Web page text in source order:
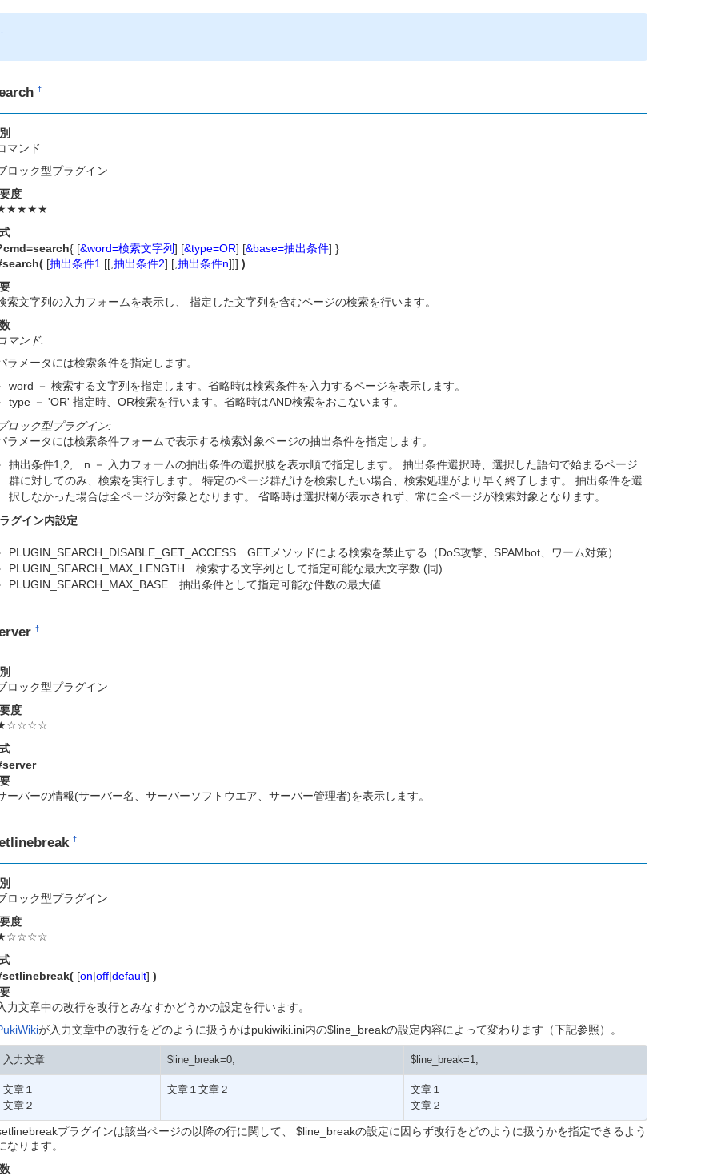
†
†
マンド
ロック型プラグイン
度
{ [&word=検索文字列] [&type=OR] [&base=抽出条件] }
[抽出条件1 [[, 抽出条件2] [, 抽出条件n]]] )
索文字列の入力フォームを表示し、 指定した文字列を含むページの検索を行います。
マンド:
ラメータには検索条件を指定します。
word － 検索する文字列を指定します。省略時は検索条件を入力するページを表示します。
type － 'OR' 指定時、OR検索を行います。省略時はAND検索をおこないます。
ロック型プラグイン:
ラメータには検索条件フォームで表示する検索対象ページの抽出条件を指定します。
抽出条件1,2,…n － 入力フォームの抽出条件の選択肢を表示順で指定します。 抽出条件選択時、選択した語句で始まるページ
群に対してのみ、検索を実行します。 特定のページ群だけを検索したい場合、検索処理がより早く終了します。 抽出条件を選
択しなかった場合は全ページが対象となります。 省略時は選択欄が表示されず、常に全ページが検索対象となります。
グイン内設定
PLUGIN_SEARCH_DISABLE_GET_ACCESS GETメソッドによる検索を禁止する（DoS攻撃、SPAMbot、ワーム対策）
PLUGIN_SEARCH_MAX_LENGTH 検索する文字列として指定可能な最大文字数 (同)
PLUGIN_SEARCH_MAX_BASE 抽出条件として指定可能な件数の最大値
†
ロック型プラグイン
度
ーバーの情報(サーバー名、サーバーソフトウエア、サーバー管理者)を表示します。
†
ロック型プラグイン
度
[on|off|default] )
力文章中の改行を改行とみなすかどうかの設定を行います。
が入力文章中の改行をどのように扱うかはpukiwiki.ini内の$line_breakの設定内容によって変わります（下記参照）。
入力文章 $line_break=0; $line_break=1;
文章１
文章２
文章１文章２
文章１
文章２
プラグインは該当ページの以降の行に関して、 $line_breakの設定に因らず改行をどのように扱うかを指定できるよう
なります。